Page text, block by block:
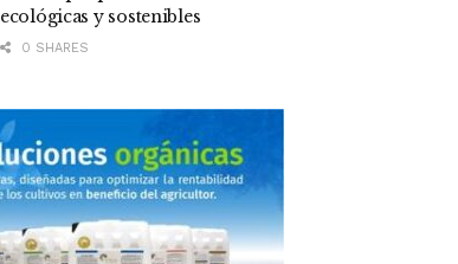
ecológicas y sostenibles
0 SHARES